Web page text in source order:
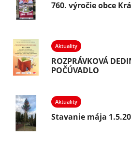
760. výročie obce
Aktuality
ROZPRÁVKOVÁ
POČÚVADLO
Aktuality
Stavanie mája